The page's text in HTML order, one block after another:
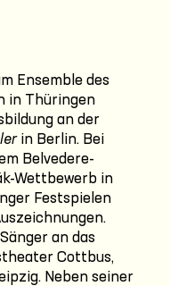
Ensemble des
in Thüringen
an der
in Berlin. Bei
Belvedere-
Wettbewerb in
Festspielen
an das
Cottbus,
Neben seiner